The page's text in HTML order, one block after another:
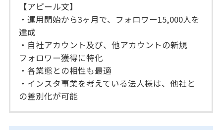
【アピール文】
・運用開始から3ヶ月で、フォロワー15,000人を
達成
・自社アカウント及び、他アカウントの新規
フォロワー獲得に特化
・各業態との相性も最適
・インスタ事業を考えている法人様は、他社と
の差別化が可能